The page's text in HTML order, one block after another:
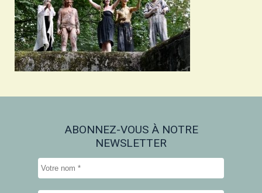
ABONNEZ-VOUS À NOTRE
NEWSLETTER